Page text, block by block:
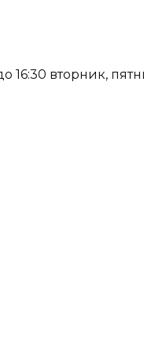
16:30 вторник,